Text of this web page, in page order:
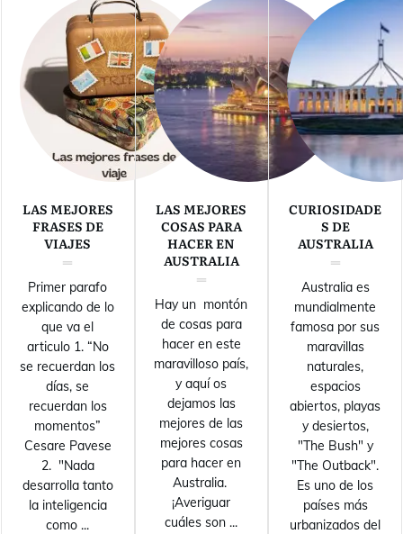
LAS MEJORES
FRASES DE
VIAJES
Primer parafo
explicando de lo
que va el
articulo 1. “No
se recuerdan los
días, se
recuerdan los
momentos”
Cesare Pavese
2. "Nada
desarrolla tanto
la inteligencia
como ...
LAS MEJORES
COSAS PARA
HACER EN
AUSTRALIA
Hay un montón
de cosas para
hacer en este
maravilloso país,
y aquí os
dejamos las
mejores de las
mejores cosas
para hacer en
Australia.
¡Averiguar
cuáles son ...
CURIOSIDADE
S DE
AUSTRALIA
Australia es
mundialmente
famosa por sus
maravillas
naturales,
espacios
abiertos, playas
y desiertos,
"The Bush" y
"The Outback".
Es uno de los
países más
urbanizados del